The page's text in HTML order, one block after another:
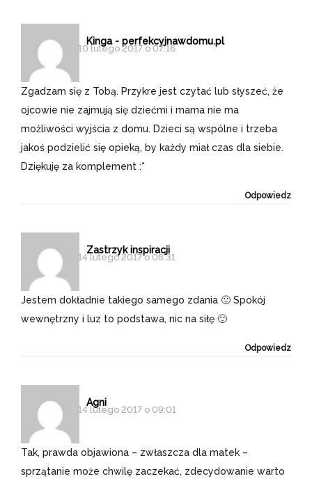
Kinga - perfekcyjnawdomu.pl
10 lutego 2017 o 07:16
Zgadzam się z Tobą. Przykre jest czytać lub słyszeć, że
ojcowie nie zajmują się dziećmi i mama nie ma
możliwości wyjścia z domu. Dzieci są wspólne i trzeba
jakoś podzielić się opieką, by każdy miał czas dla siebie.
Dziękuję za komplement :*
Odpowiedz
Zastrzyk inspiracji
14 lutego 2017 o 08:31
Jestem dokładnie takiego samego zdania 🙂 Spokój
wewnętrzny i luz to podstawa, nic na siłę 🙂
Odpowiedz
Agni
14 lutego 2017 o 09:01
Tak, prawda objawiona – zwłaszcza dla matek –
sprzątanie może chwilę zaczekać, zdecydowanie warto